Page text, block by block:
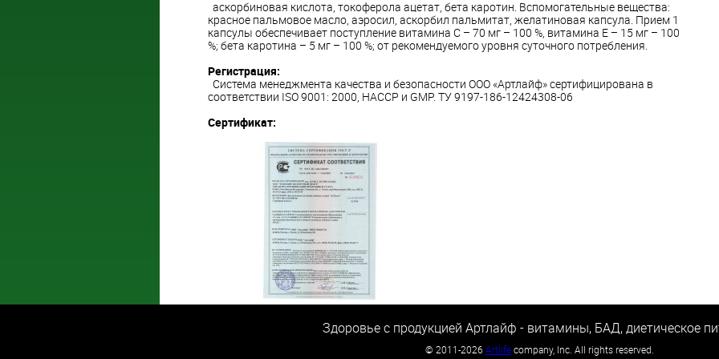
аскорбиновая кислота, токоферола ацетат, бета каротин. Вспомогательные вещества:
красное пальмовое масло, аэросил, аскорбил пальмитат, желатиновая капсула. Прием 1
капсулы обеспечивает поступление витамина С – 70 мг – 100 %, витамина Е – 15 мг – 100
%; бета каротина – 5 мг – 100 %; от рекомендуемого уровня суточного потребления.
Регистрация:
Система менеджмента качества и безопасности ООО «Артлайф» сертифицирована в
соответствии ISО 9001: 2000, НАССР и GMP. ТУ 9197-186-12424308-06
Сертификат:
Здоровье с продукцией Артлайф - витамины, БАД, диетическое
© 2011-2026 Artlifecompany, Inc. All rights reserved.